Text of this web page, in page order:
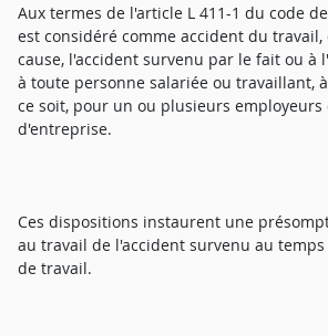
Aux termes de l'article L 411-1 du code
est considéré comme accident du
cause, l'accident survenu par le fait ou à
à toute personne salariée ou travaillant,
ce soit, pour un ou plusieurs employeurs
d'entreprise.
Ces dispositions instaurent une
au travail de l'accident survenu au
de travail.